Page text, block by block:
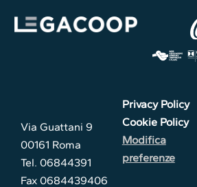
Via Guattani 9
00161 Roma
Tel. 06844391
Fax 0684439406
Privacy Policy
Cookie Policy
Modifica
preferenze